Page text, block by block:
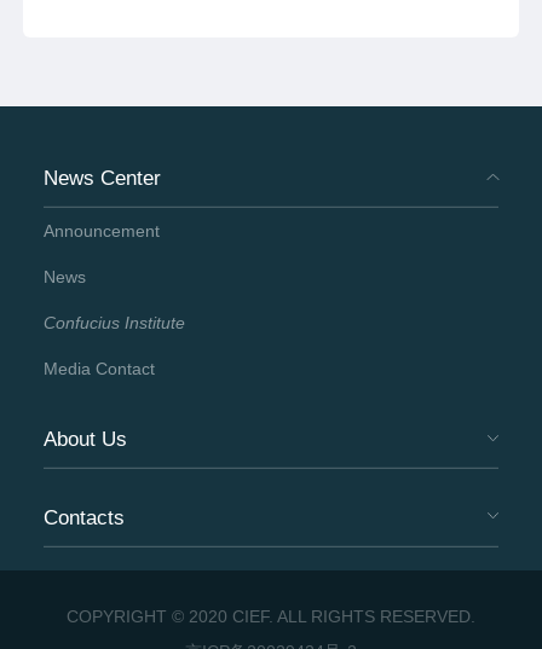
News Center
Announcement
News
Confucius Institute
Media Contact
About Us
Contacts
COPYRIGHT © 2020 CIEF. ALL RIGHTS RESERVED.